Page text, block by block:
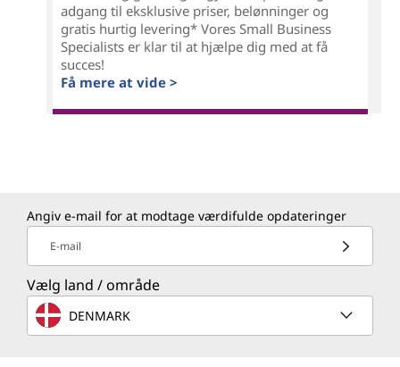
adgang til eksklusive priser, belønninger og
gratis hurtig levering* Vores Small Business
Specialists er klar til at hjælpe dig med at få
succes!
Få mere at vide >
Angiv e-mail for at modtage værdifulde opdateringer
E-mail
Vælg land / område
DENMARK